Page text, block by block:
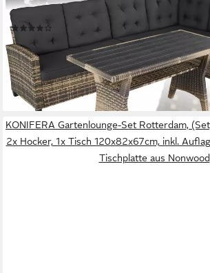
beständiges Polyrattan
(70)
499,99 € UVP 899,00 €
-44%
lieferbar - in 2-3 Werktagen bei dir
KONIFERA Gartenlounge-Set Rotterdam,
2x Hocker, 1x Tisch 120x82x67cm, inkl.
Tischplatte aus Nonwood